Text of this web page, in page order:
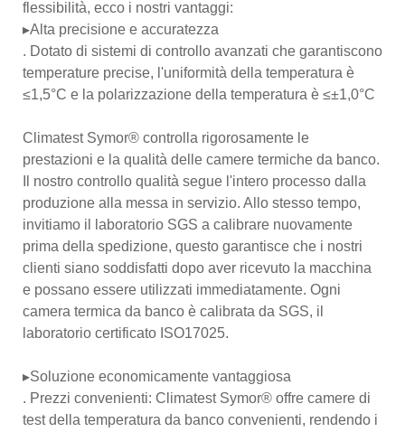
flessibilità, ecco i nostri vantaggi:
▸Alta precisione e accuratezza
. Dotato di sistemi di controllo avanzati che garantiscono
temperature precise, l'uniformità della temperatura è
≤1,5°C e la polarizzazione della temperatura è ≤±1,0°C
Climatest Symor® controlla rigorosamente le
prestazioni e la qualità delle camere termiche da banco.
Il nostro controllo qualità segue l'intero processo dalla
produzione alla messa in servizio. Allo stesso tempo,
invitiamo il laboratorio SGS a calibrare nuovamente
prima della spedizione, questo garantisce che i nostri
clienti siano soddisfatti dopo aver ricevuto la macchina
e possano essere utilizzati immediatamente. Ogni
camera termica da banco è calibrata da SGS, il
laboratorio certificato ISO17025.
▸Soluzione economicamente vantaggiosa
. Prezzi convenienti: Climatest Symor® offre camere di
test della temperatura da banco convenienti, rendendo i